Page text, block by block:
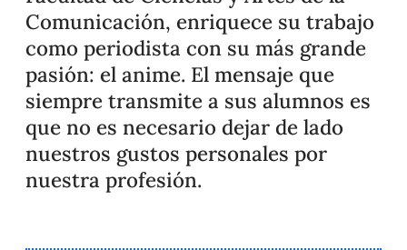
Comunicación, enriquece su trabajo
como periodista con su más grande
pasión: el anime. El mensaje que
siempre transmite a sus alumnos es
que no es necesario dejar de lado
nuestros gustos personales por
nuestra profesión.